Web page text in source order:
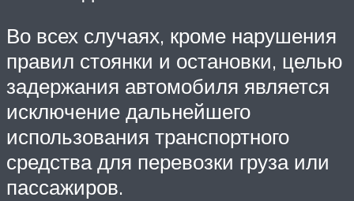
Во всех случаях, кроме нарушения
правил стоянки и остановки, целью
задержания автомобиля является
исключение дальнейшего
использования транспортного
средства для перевозки груза или
пассажиров.